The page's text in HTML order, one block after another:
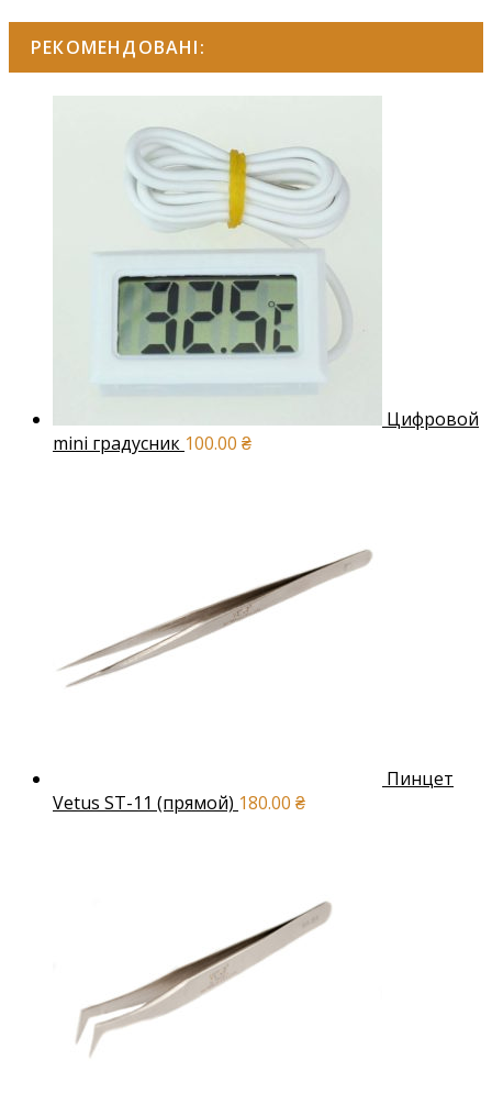
РЕКОМЕНДОВАНІ:
Цифровой
mini градусник 100.00 ₴
Пинцет
Vetus ST-11 (прямой) 180.00 ₴